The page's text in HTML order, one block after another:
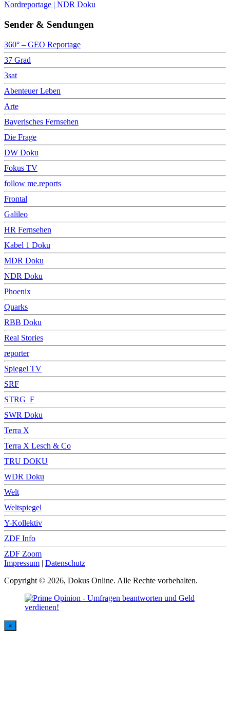
Nordreportage | NDR Doku
Sender & Sendungen
360° – GEO Reportage
37 Grad
3sat
Abenteuer Leben
Arte
Bayerisches Fernsehen
Die Frage
DW Doku
Fokus TV
follow me.reports
Frontal
Galileo
HR Fernsehen
Kabel 1 Doku
MDR Doku
NDR Doku
Phoenix
Quarks
RBB Doku
Real Stories
reporter
Spiegel TV
SRF
STRG_F
SWR Doku
Terra X
Terra X Lesch & Co
TRU DOKU
WDR Doku
Welt
Weltspiegel
Y-Kollektiv
ZDF Info
ZDF Zoom
Impressum | Datenschutz
Copyright © 2026, Dokus Online. Alle Rechte vorbehalten.
×